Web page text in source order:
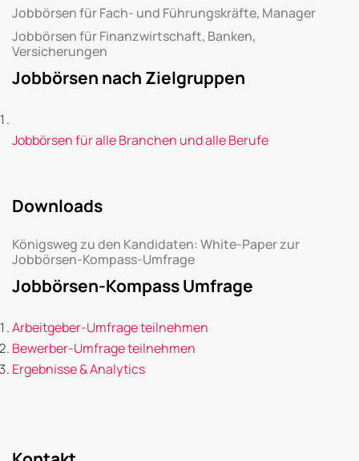
Jobbörsen für Fach- und Führungskräfte, Manager
Jobbörsen für Finanzwirtschaft, Banken,
Versicherungen
Jobbörsen nach Zielgruppen
Jobbörsen für alle Branchen und alle Berufe
Downloads
Königsweg zu den Kandidaten: White-Paper zur
Jobbörsen-Kompass-Umfrage
Jobbörsen-Kompass Umfrage
Arbeitgeber-Umfrage teilnehmen
Bewerber-Umfrage teilnehmen
Ergebnisse & Analytics